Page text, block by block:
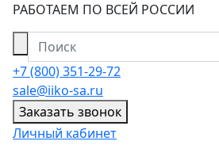
РАБОТАЕМ ПО ВСЕЙ РОССИИ
+7 (800) 351-29-72
sale@iiko-sa.ru
Заказать звонок
Личный кабинет